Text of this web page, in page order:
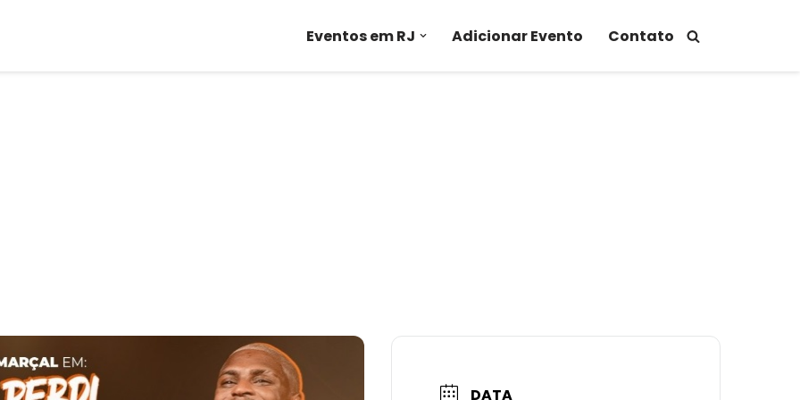
Eventos em RJ Adicionar Evento Contato
DATA